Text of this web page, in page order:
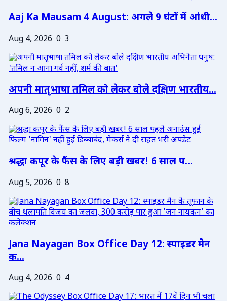
Aaj Ka Mausam 4 August: अगले 9 घंटों में आंधी...
Aug 4, 2026 0 3
अपनी मातृभाषा तमिल को लेकर बोले दक्षिण भारतीय...
Aug 6, 2026 0 2
श्रद्धा कपूर के फैंस के लिए बड़ी खबर! 6 साल प...
Aug 5, 2026 0 8
Jana Nayagan Box Office Day 12: स्पाइडर मैन
क...
Aug 4, 2026 0 4